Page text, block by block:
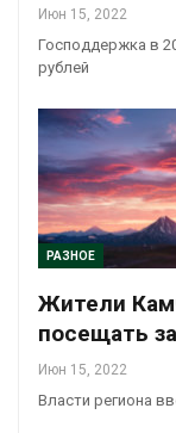
Июн 15, 2022
Господдержка в
рублей
РАЗНОЕ
Жители
посещать
Июн 15, 2022
Власти региона